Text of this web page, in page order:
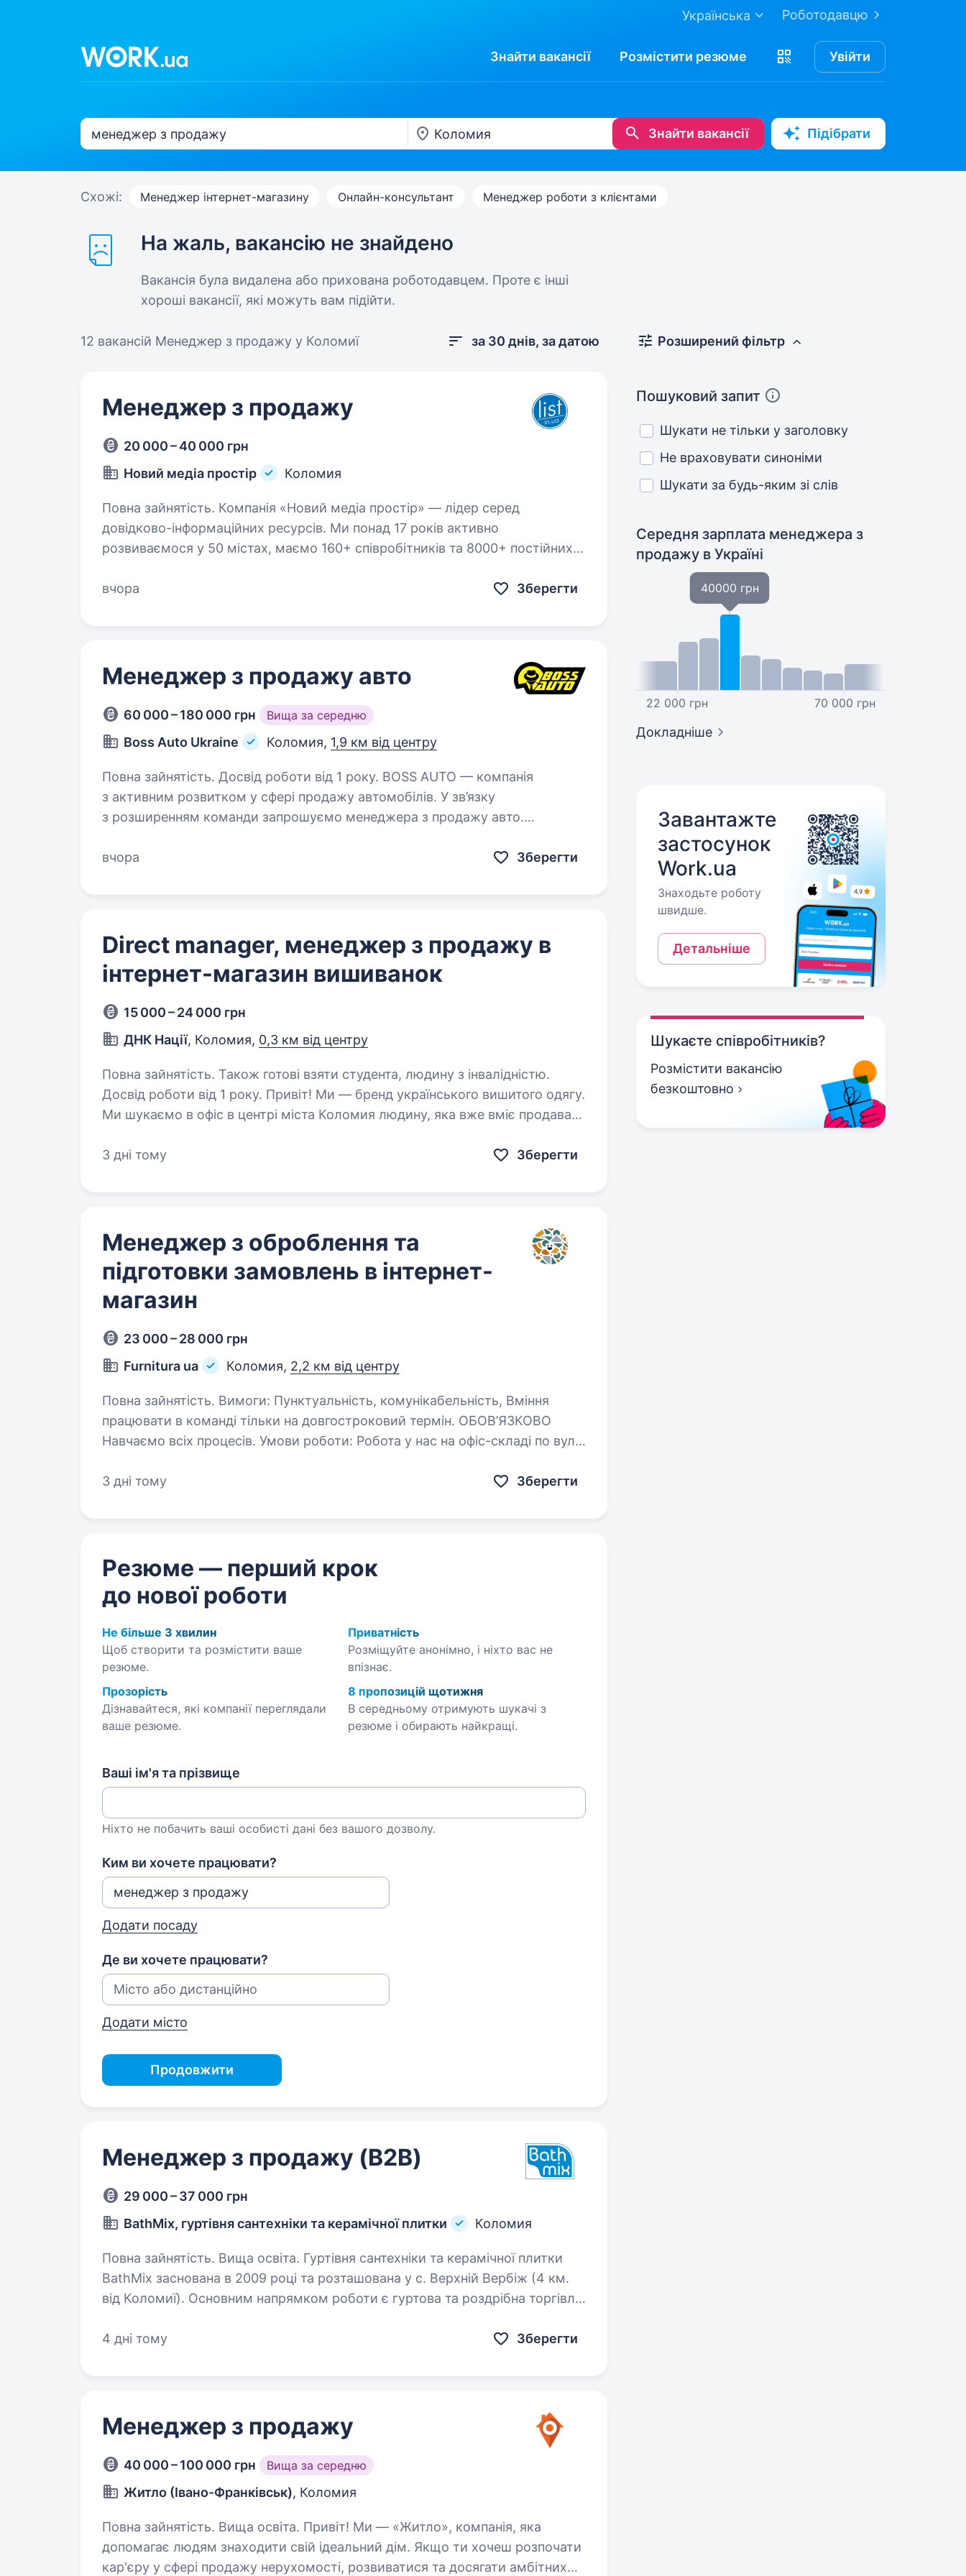
Роботодавцю
Українська
Знайти вакансії Розмістити резюме Увійти
Знайти вакансії Підібрати
Схожі: Менеджер інтернет-магазину Онлайн-консультант Менеджер роботи з клієнтами
На жаль, вакансію не знайдено
Вакансія була видалена або прихована роботодавцем. Проте є інші
хороші вакансії, які можуть вам підійти.
12 вакансій Менеджер з продажу у Коломиї за 30 днів, за датою
Менеджер з продажу
20 000 – 40 000 грн
Новий медіа простір
Коломия
Повна зайнятість. Компанія «Новий медіа простір» — лідер серед
довідково-інформаційних ресурсів. Ми понад 17 років активно
розвиваємося у 50 містах, маємо 160+ співробітників та 8000+ постійних
вчора
Зберегти
Менеджер з продажу авто
60 000 – 180 000 грн Вища за середню
Boss Auto Ukraine Коломия, 1,9 км від центру
Повна зайнятість. Досвід роботи від 1 року. BOSS AUTO — компанія
з активним розвитком у сфері продажу автомобілів. У зв’язку
з розширенням команди запрошуємо менеджера з продажу авто.
вчора
Зберегти
Direct manager, менеджер з продажу в
інтернет-магазин вишиванок
15 000 – 24 000 грн
ДНК Нації, Коломия, 0,3 км від центру
Повна зайнятість. Також готові взяти студента, людину з інвалідністю.
Досвід роботи від 1 року. Привіт! Ми — бренд українського вишитого одягу.
Ми шукаємо в офіс в центрі міста Коломия людину, яка вже вміє продавати
й розвиватись. А ми цьому…
3 дні тому Зберегти
Менеджер з оброблення та
підготовки замовлень в інтернет-
магазин
23 000 – 28 000 грн
Furnitura ua
Коломия, 2,2 км від центру
Повна зайнятість. Вимоги: Пунктуальність, комунікабельність, Вміння
працювати в команді тільки на довгостроковий термін. ОБОВ’ЯЗКОВО
Навчаємо всіх процесів. Умови роботи: Робота у нас на офіс-складі по вул.
3 дні тому
Зберегти
Резюме — перший крок
до нової роботи
Не більше 3 хвилин
Щоб створити та розмістити ваше
резюме.
Приватність
Розміщуйте анонімно, і ніхто вас не
впізнає.
Прозорість
Дізнавайтеся, які компанії переглядали
ваше резюме.
8 пропозицій щотижня
В середньому отримують шукачі з
резюме і обирають найкращі.
Ваші ім'я та прізвище
Ніхто не побачить ваші особисті дані без вашого дозволу.
Ким ви хочете працювати?
Додати посаду
Де ви хочете працювати?
Додати місто
Продовжити
Менеджер з продажу (B2B)
29 000 – 37 000 грн
BathMix, гуртівня сантехніки та керамічної плитки
Коломия
Повна зайнятість. Вища освіта. Гуртівня сантехніки та керамічної плитки
BathMix заснована в 2009 році та розташована у с. Верхній Вербіж (4 км.
від Коломиї). Основним напрямком роботи є гуртова та роздрібна торгівля
4 дні тому
Зберегти
Менеджер з продажу
40 000 – 100 000 грн Вища за середню
Житло (Івано-Франківськ), Коломия
Повна зайнятість. Вища освіта. Привіт! Ми — «Житло», компанія, яка
допомагає людям знаходити свій ідеальний дім. Якщо ти хочеш розпочати
кар'єру у сфері продажу нерухомості, розвиватися та досягати амбітних
Розширений фільтр
Пошуковий запит
Шукати не тільки у заголовку
Не враховувати синоніми
Шукати за будь-яким зі слів
Середня зарплата менеджера з
продажу в Україні
22 000 грн
40000 грн
70 000 грн
Докладніше
Завантажте
застосунок
Work.ua
Знаходьте роботу
швидше.
Детальніше
Шукаєте співробітників?
Розмістити вакансію
безкоштовно